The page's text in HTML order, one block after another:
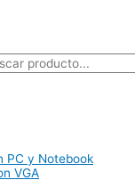
PC y Notebook
VGA